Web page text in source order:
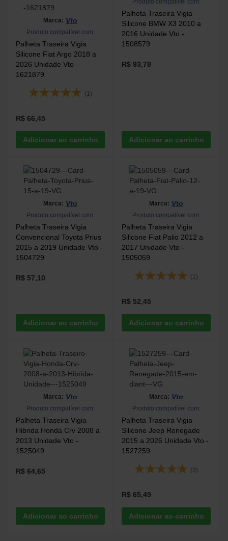
Marca: Vto
Produto compatível com:
Palheta Traseira Vigia
Silicone Fiat Argo 2018 a
2026 Unidade Vto -
1621879
(1)
R$ 66,45
Palheta Traseira Vigia
Silicone BMW X3 2010 a
2016 Unidade Vto -
1508579
R$ 93,78
Marca: Vto
Produto compatível com:
Palheta Traseira Vigia
Convencional Toyota Prius
2015 a 2019 Unidade Vto -
1504729
R$ 57,10
Marca: Vto
Produto compatível com:
Palheta Traseira Vigia
Silicone Fiat Palio 2012 a
2017 Unidade Vto -
1505059
(1)
R$ 52,45
Marca: Vto
Produto compatível com:
Palheta Traseira Vigia
Hibrida Honda Crv 2008 a
2013 Unidade Vto -
1525049
R$ 64,65
Marca: Vto
Produto compatível com:
Palheta Traseira Vigia
Silicone Jeep Renegade
2015 a 2026 Unidade Vto -
1527259
(3)
R$ 65,49